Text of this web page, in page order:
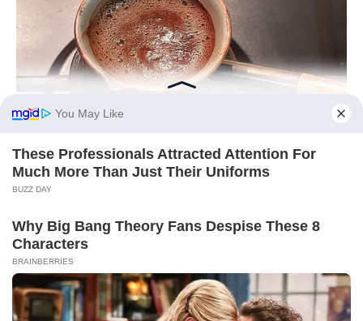
BUZZ DAY
This Liquid Causes Cancer And We Drink It Every Day